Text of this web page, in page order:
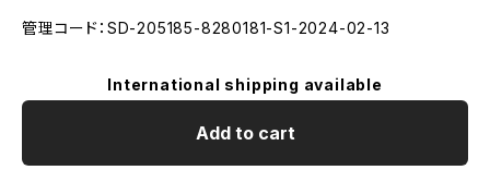
管理コード：SD-205185-8280181-S1-2024-02-13
International shipping available
Add to cart